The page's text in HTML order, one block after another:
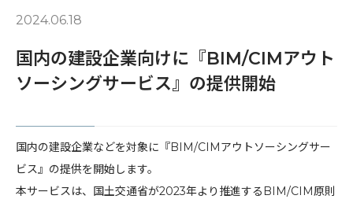
2024.06.18
国内の建設企業向けに『BIM/CIMアウト
ソーシングサービス』の提供開始
国内の建設企業などを対象に『BIM/CIMアウトソーシングサー
ビス』の提供を開始します。
本サービスは、国土交通省が2023年より推進するBIM/CIM原則